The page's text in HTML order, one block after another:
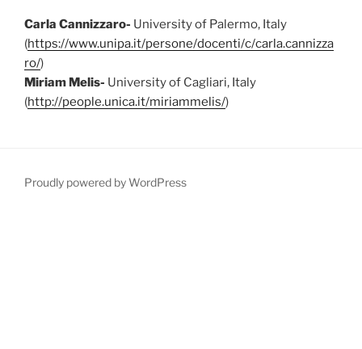
Carla Cannizzaro- University of Palermo, Italy
(https://www.unipa.it/persone/docenti/c/carla.cannizza
ro/)
Miriam Melis- University of Cagliari, Italy
(http://people.unica.it/miriammelis/)
Proudly powered by WordPress